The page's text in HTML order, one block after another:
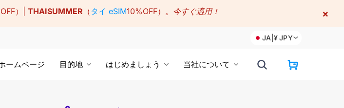
）| THAISUMMER （ タイ eSIM10%OFF）。 今すぐ適用！ ×
JA |¥JPY
ームページ 目的地 はじめましょう 当社について